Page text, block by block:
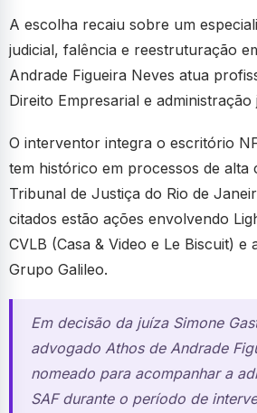
A escolha recaiu sobre um
judicial, falência e reestruturação
Andrade Figueira Neves atua
Direito Empresarial e administração
O interventor integra o escritório
tem histórico em processos de alta
Tribunal de Justiça do Rio de
citados estão ações envolvendo
CVLB (Casa & Video e Le Biscuit) e
Grupo Galileo.
Em decisão da juíza Simone
advogado Athos de Andrade
nomeado para acompanhar a
SAF durante o período de